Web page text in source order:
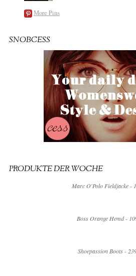
More Pins
SNOBCESS
PRODUKTE DER WOCHE
Marc O'Polo Fieldjacke -
Boss Orange Hemd -
Shoepassion Boots -